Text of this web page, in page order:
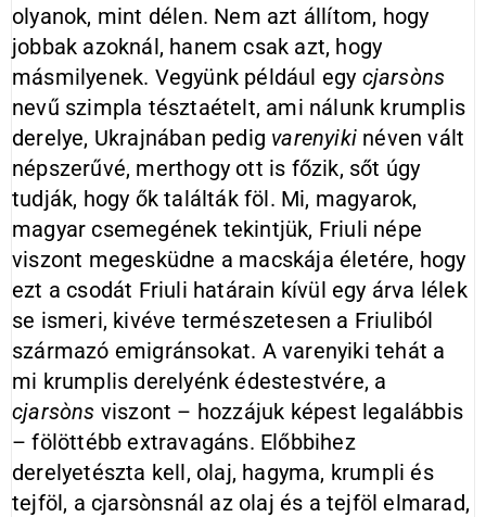
olyanok, mint délen. Nem azt állítom, hogy
jobbak azoknál, hanem csak azt, hogy
másmilyenek. Vegyünk például egy cjarsòns
nevű szimpla tésztaételt, ami nálunk krumplis
derelye, Ukrajnában pedig varenyiki néven vált
népszerűvé, merthogy ott is főzik, sőt úgy
tudják, hogy ők találták föl. Mi, magyarok,
magyar csemegének tekintjük, Friuli népe
viszont megesküdne a macskája életére, hogy
ezt a csodát Friuli határain kívül egy árva lélek
se ismeri, kivéve természetesen a Friuliból
származó emigránsokat. A varenyiki tehát a
mi krumplis derelyénk édestestvére, a
cjarsòns viszont – hozzájuk képest legalábbis
– fölöttébb extravagáns. Előbbihez
derelyetészta kell, olaj, hagyma, krumpli és
tejföl, a cjarsònsnál az olaj és a tejföl elmarad,